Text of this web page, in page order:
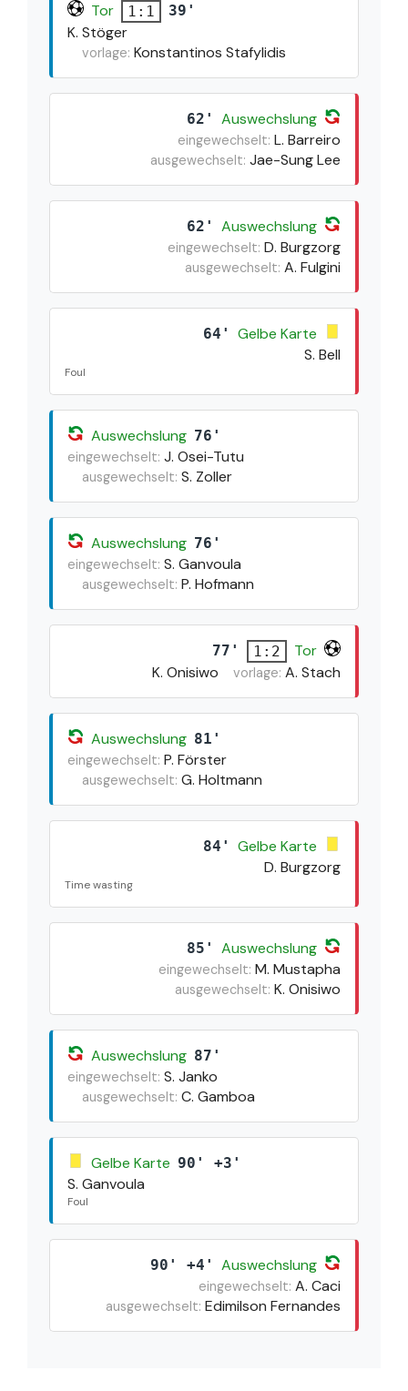
Tor 1:1 39'
K. Stöger
vorlage: Konstantinos Stafylidis
62' Auswechslung
eingewechselt: L. Barreiro
ausgewechselt: Jae-Sung Lee
62' Auswechslung
eingewechselt: D. Burgzorg
ausgewechselt: A. Fulgini
64'
Gelbe Karte
S. Bell
Foul
Auswechslung 76'
eingewechselt: J. Osei-Tutu
ausgewechselt: S. Zoller
Auswechslung 76'
eingewechselt: S. Ganvoula
ausgewechselt: P. Hofmann
77' 1:2
Tor
K. Onisiwo
vorlage: A. Stach
Auswechslung 81'
eingewechselt: P. Förster
ausgewechselt: G. Holtmann
84'
Gelbe Karte
D. Burgzorg
Time wasting
85' Auswechslung
eingewechselt: M. Mustapha
ausgewechselt: K. Onisiwo
Auswechslung 87'
eingewechselt: S. Janko
ausgewechselt: C. Gamboa
Gelbe Karte 90' +3'
S. Ganvoula
Foul
90' +4' Auswechslung
eingewechselt: A. Caci
ausgewechselt: Edimilson Fernandes